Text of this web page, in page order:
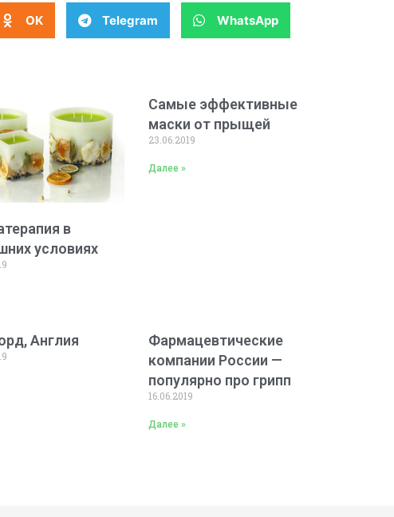
OK Telegram WhatsApp
в
условиях
Самые эффективные
маски от прыщей
23.06.2019
Далее »
Англия
Фармацевтические
компании России —
популярно про грипп
16.06.2019
Далее »